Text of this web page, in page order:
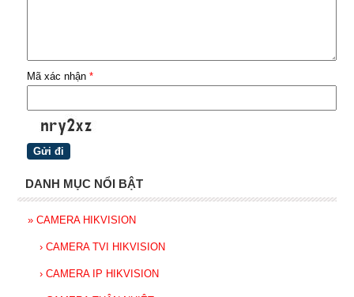
Mã xác nhận *
DANH MỤC NỔI BẬT
» CAMERA HIKVISION
› CAMERA TVI HIKVISION
› CAMERA IP HIKVISION